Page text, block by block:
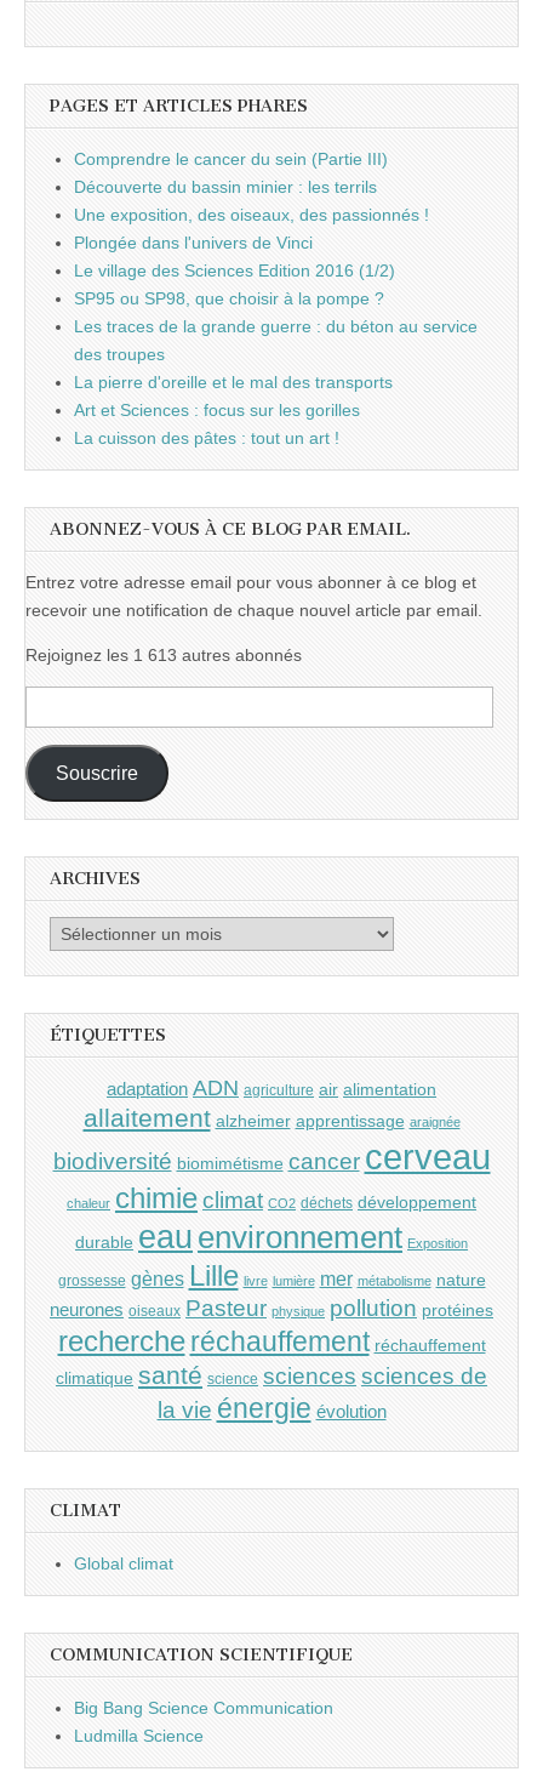
PAGES ET ARTICLES PHARES
Comprendre le cancer du sein (Partie III)
Découverte du bassin minier : les terrils
Une exposition, des oiseaux, des passionnés !
Plongée dans l'univers de Vinci
Le village des Sciences Edition 2016 (1/2)
SP95 ou SP98, que choisir à la pompe ?
Les traces de la grande guerre : du béton au service
des troupes
La pierre d'oreille et le mal des transports
Art et Sciences : focus sur les gorilles
La cuisson des pâtes : tout un art !
ABONNEZ-VOUS À CE BLOG PAR EMAIL.
Entrez votre adresse email pour vous abonner à ce blog et
recevoir une notification de chaque nouvel article par email.
Rejoignez les 1 613 autres abonnés
e-
mail :
Souscrire
ARCHIVES
Archives
ÉTIQUETTES
adaptation ADN agriculture air alimentation
allaitement alzheimer apprentissage araignée
biodiversité biomimétisme cancer cerveau
chaleur chimieclimat CO2 déchets développement
durable eau environnement Exposition
grossesse gènes Lille livre lumière mer métabolisme nature
neurones oiseaux Pasteur physique pollution protéines
recherche réchauffement réchauffement
climatique santé science sciences sciences de
la vie énergie évolution
CLIMAT
Global climat
COMMUNICATION SCIENTIFIQUE
Big Bang Science Communication
Ludmilla Science